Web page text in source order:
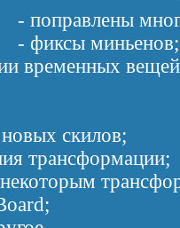
- поправлены
- фиксы миньенов;
временных
скилов;
трансформации;